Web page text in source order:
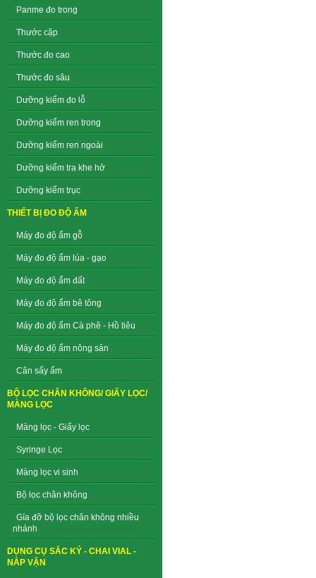
Panme đo trong
Thước cặp
Thước đo cao
Thước đo sâu
Dưỡng kiểm đo lỗ
Dưỡng kiểm ren trong
Dưỡng kiểm ren ngoài
Dưỡng kiểm tra khe hở
Dưỡng kiểm trục
THIẾT BỊ ĐO ĐỘ ẨM
Máy đo độ ẩm gỗ
Máy đo độ ẩm lúa - gạo
Máy đo độ ẩm đất
Máy đo độ ẩm bê tông
Máy đo độ ẩm Cà phê - Hồ tiêu
Máy đo độ ẩm nông sản
Cân sấy ẩm
BỘ LỌC CHÂN KHÔNG/ GIẤY LỌC/
MÀNG LỌC
Màng lọc - Giấy lọc
Syringe Lọc
Màng lọc vi sinh
Bộ lọc chân không
Gía đỡ bộ lọc chân không nhiều
nhánh
DỤNG CỤ SẮC KÝ - CHAI VIAL -
NẮP VẶN